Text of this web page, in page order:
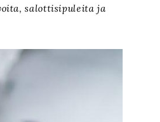
salottisipuleita ja